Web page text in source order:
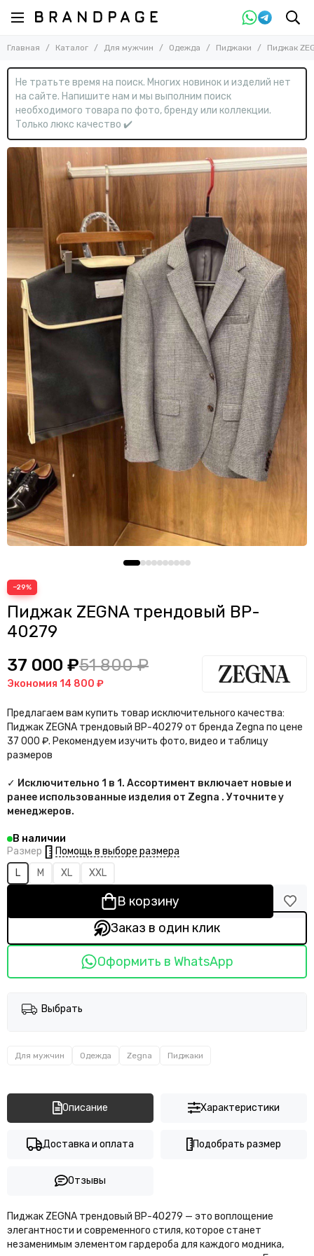
Назад
Для мужчин
Смотреть все товары
Одежда
Назад
Одежда
Смотреть все товары
Брюки
Ветровки
Водолазки
Джемперы
Джинсы
Дубленки
Жилеты
Костюмы
Куртки
Куртки кожаные
Нижнее белье
Пальто
Пиджаки
Пуловеры
Пуховики
Рубашки
Свитеры
Свитшоты, кофты и худи
Спортивные костюмы
Футболки
Шорты
Кардиганы
Поло
Обувь
Сумки
Аксессуары
Главная Каталог Для мужчин Одежда Пиджаки Пиджак
Не тратьте время на поиск. Многих новинок и изделий нет
на сайте. Напишите нам и мы выполним поиск
необходимого товара по фото, бренду или коллекции.
Только люкс качество ✔️
−29%
Пиджак ZEGNA трендовый BP-
40279
37 000 ₽51 800 ₽
Экономия 14 800 ₽
Предлагаем вам купить товар исключительного качества:
Пиджак ZEGNA трендовый BP-40279 от бренда Zegna по цене
37 000 ₽. Рекомендуем изучить фото, видео и таблицу
размеров
✓ Исключительно 1 в 1. Ассортимент включает новые и
ранее использованные изделия от Zegna . Уточните у
менеджеров.
В наличии
Размер
Помощь в выборе размера
L
M XL XXL
В корзину
Заказ в один клик
Оформить в WhatsApp
Выбрать
Для мужчин Одежда Zegna Пиджаки
Описание Характеристики
Доставка и оплата Подобрать размер
Отзывы
Пиджак ZEGNA трендовый BP-40279 — это воплощение
элегантности и современного стиля, которое станет
незаменимым элементом гардероба для каждого модника,